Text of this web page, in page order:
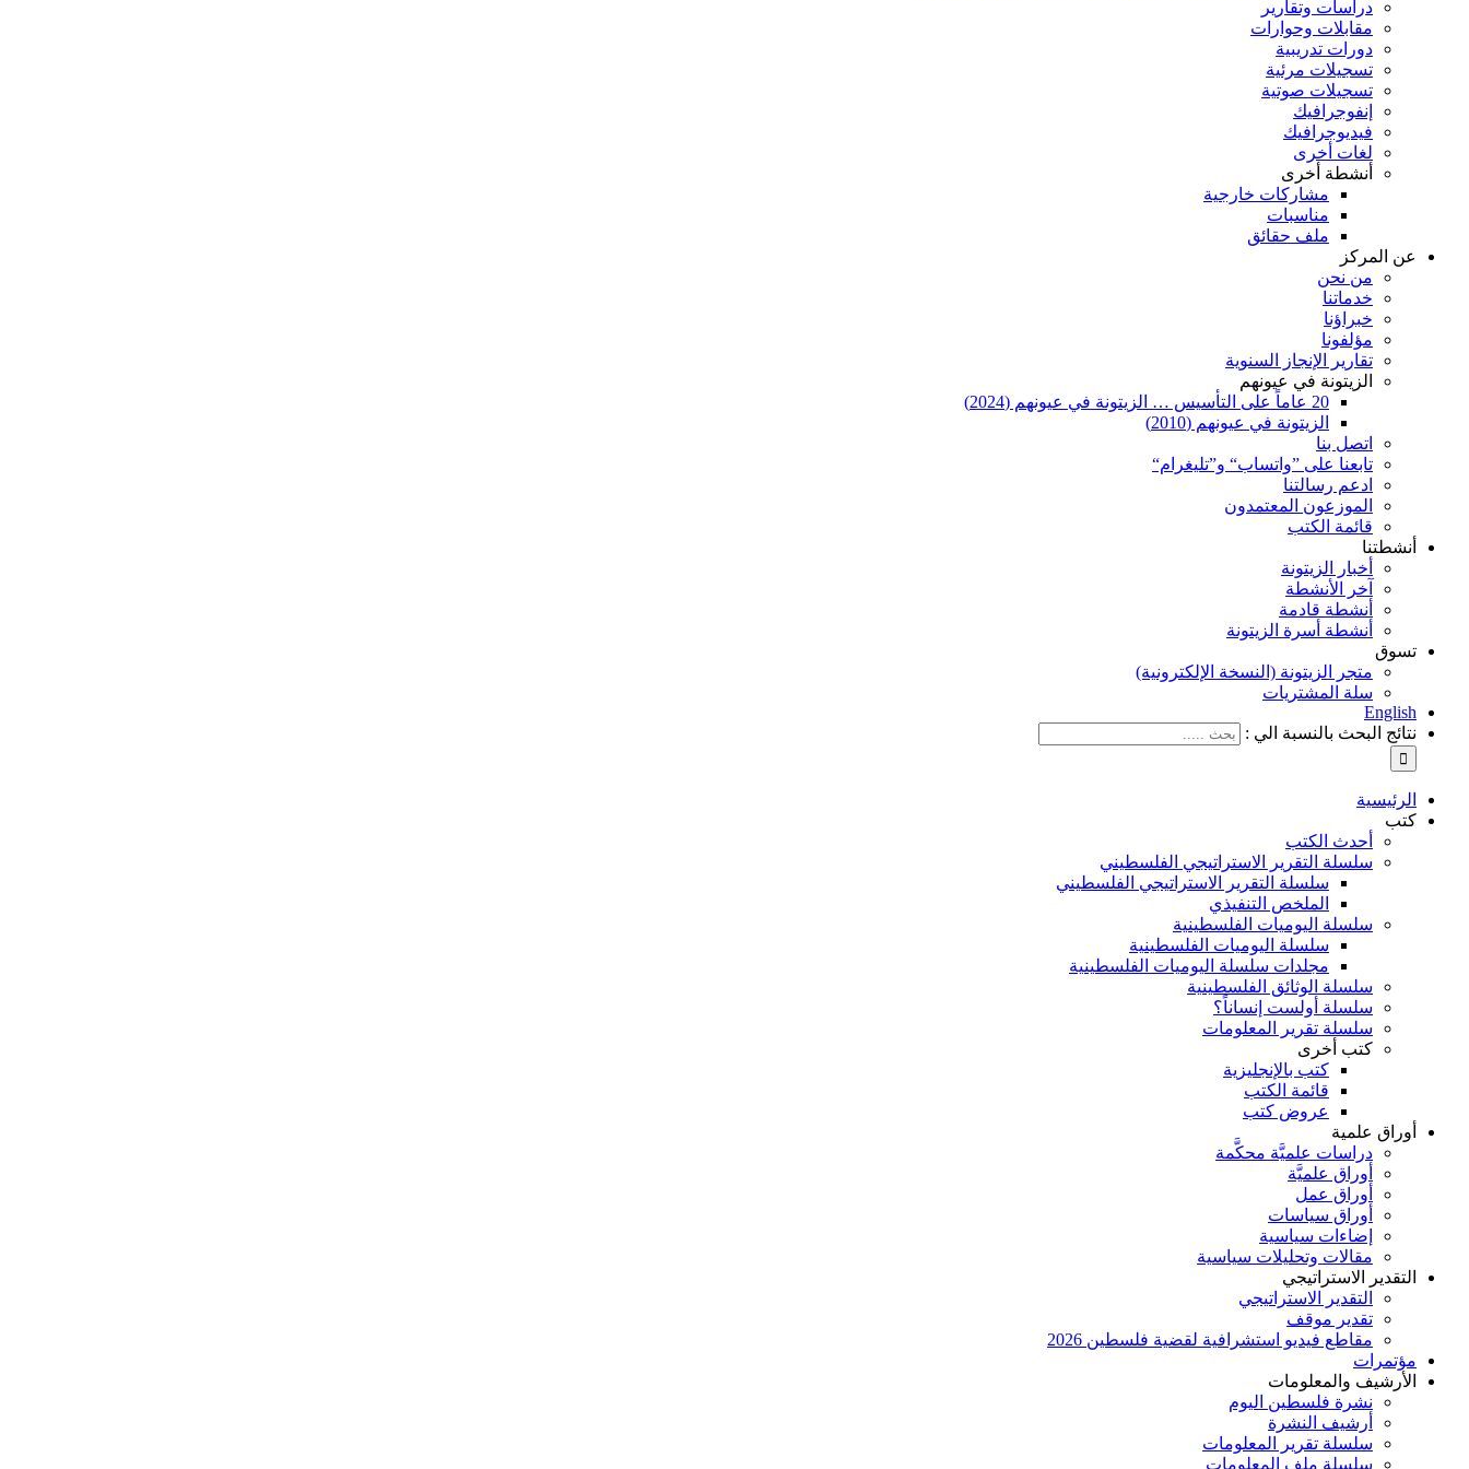
دراسات وتقارير
مقابلات وحوارات
دورات تدريبية
تسجيلات مرئية
تسجيلات صوتية
إنفوجرافيك
فيديوجرافيك
لغات أخرى
أنشطة أخرى
مشاركات خارجية
مناسبات
ملف حقائق
عن المركز
من نحن
خدماتنا
خبراؤنا
مؤلفونا
تقارير الإنجاز السنوية
الزيتونة في عيونهم
20 عاماً على التأسيس … الزيتونة في عيونهم (2024)
الزيتونة في عيونهم (2010)
اتصل بنا
تابعنا على ”واتساب“ و”تليغرام“
ادعم رسالتنا
الموزعون المعتمدون
قائمة الكتب
أنشطتنا
أخبار الزيتونة
آخر الأنشطة
أنشطة قادمة
أنشطة أسرة الزيتونة
تسوق
متجر الزيتونة (النسخة الإلكترونية)
سلة المشتريات
English
نتائج البحث بالنسبة الي :
الرئيسية
كتب
أحدث الكتب
سلسلة التقرير الاستراتيجي الفلسطيني
سلسلة التقرير الاستراتيجي الفلسطيني
الملخص التنفيذي
سلسلة اليوميات الفلسطينية
سلسلة اليوميات الفلسطينية
مجلدات سلسلة اليوميات الفلسطينية
سلسلة الوثائق الفلسطينية
سلسلة أولست إنساناً؟
سلسلة تقرير المعلومات
كتب أخرى
كتب بالإنجليزية
قائمة الكتب
عروض كتب
أوراق علمية
دراسات علميَّة محكَّمة
أوراق علميَّة
أوراق عمل
أوراق سياسات
إضاءات سياسية
مقالات وتحليلات سياسية
التقدير الاستراتيجي
التقدير الاستراتيجي
تقدير موقف
مقاطع فيديو استشرافية لقضية فلسطين 2026
مؤتمرات
الأرشيف والمعلومات
نشرة فلسطين اليوم
أرشيف النشرة
سلسلة تقرير المعلومات
سلسلة ملف المعلومات